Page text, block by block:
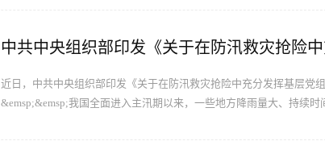
近日，中共中央组织部印发《关于在防汛救灾抢险中充分发挥基层党
&emsp;&emsp;我国全面进入主汛期以来，一些地方降雨量大、持续